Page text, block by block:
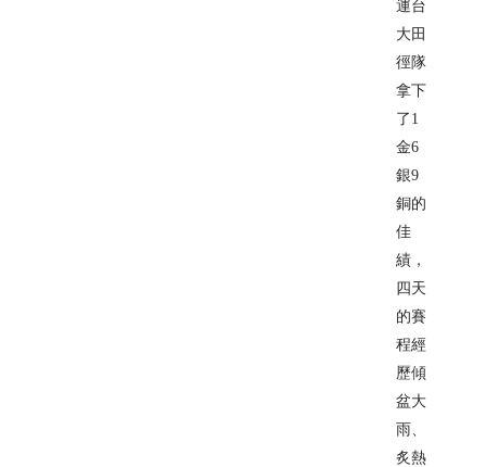
運台
大田
徑隊
拿下
了1
金6
銀9
銅的
佳
績，
四天
的賽
程經
歷傾
盆大
雨、
炙熱